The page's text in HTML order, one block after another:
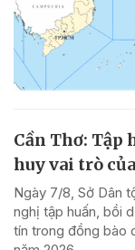
Cần Thơ: Tập
huy vai trò
Ngày 7/8, Sở Dân
nghị tập huấn, bồi
tín trong đồng bào